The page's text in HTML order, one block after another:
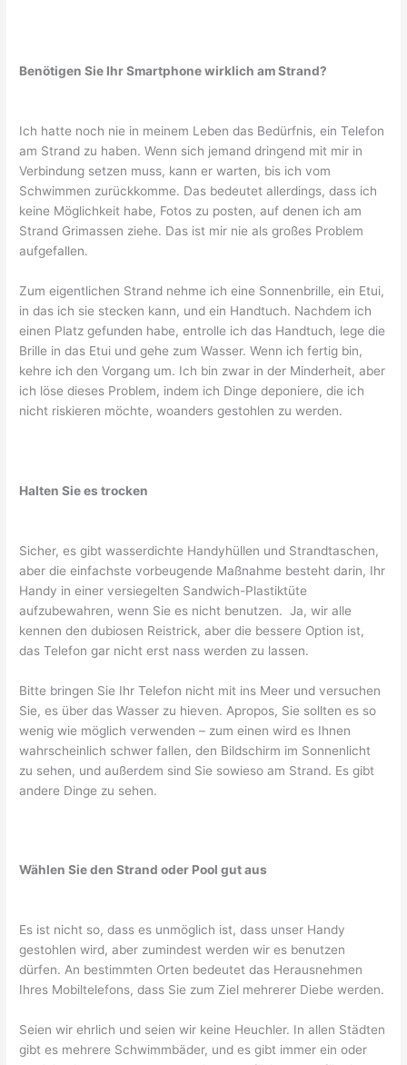
Benötigen Sie Ihr Smartphone wirklich am Strand?
Ich hatte noch nie in meinem Leben das Bedürfnis, ein Telefon
am Strand zu haben. Wenn sich jemand dringend mit mir in
Verbindung setzen muss, kann er warten, bis ich vom
Schwimmen zurückkomme. Das bedeutet allerdings, dass ich
keine Möglichkeit habe, Fotos zu posten, auf denen ich am
Strand Grimassen ziehe. Das ist mir nie als großes Problem
aufgefallen.
Zum eigentlichen Strand nehme ich eine Sonnenbrille, ein Etui,
in das ich sie stecken kann, und ein Handtuch. Nachdem ich
einen Platz gefunden habe, entrolle ich das Handtuch, lege die
Brille in das Etui und gehe zum Wasser. Wenn ich fertig bin,
kehre ich den Vorgang um. Ich bin zwar in der Minderheit, aber
ich löse dieses Problem, indem ich Dinge deponiere, die ich
nicht riskieren möchte, woanders gestohlen zu werden.
Halten Sie es trocken
Sicher, es gibt wasserdichte Handyhüllen und Strandtaschen,
aber die einfachste vorbeugende Maßnahme besteht darin, Ihr
Handy in einer versiegelten Sandwich-Plastiktüte
aufzubewahren, wenn Sie es nicht benutzen. Ja, wir alle
kennen den dubiosen Reistrick, aber die bessere Option ist,
das Telefon gar nicht erst nass werden zu lassen.
Bitte bringen Sie Ihr Telefon nicht mit ins Meer und versuchen
Sie, es über das Wasser zu hieven. Apropos, Sie sollten es so
wenig wie möglich verwenden – zum einen wird es Ihnen
wahrscheinlich schwer fallen, den Bildschirm im Sonnenlicht
zu sehen, und außerdem sind Sie sowieso am Strand. Es gibt
andere Dinge zu sehen.
Wählen Sie den Strand oder Pool gut aus
Es ist nicht so, dass es unmöglich ist, dass unser Handy
gestohlen wird, aber zumindest werden wir es benutzen
dürfen. An bestimmten Orten bedeutet das Herausnehmen
Ihres Mobiltelefons, dass Sie zum Ziel mehrerer Diebe werden.
Seien wir ehrlich und seien wir keine Heuchler. In allen Städten
gibt es mehrere Schwimmbäder, und es gibt immer ein oder